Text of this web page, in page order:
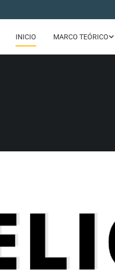
INICIO MARCO TEÓRICO